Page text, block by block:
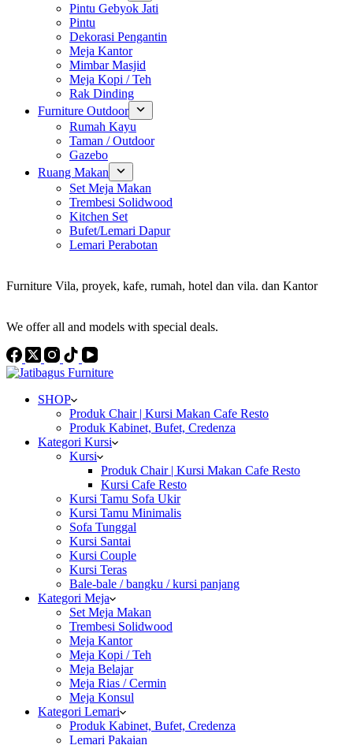
Pintu Gebyok Jati
Pintu
Dekorasi Pengantin
Meja Kantor
Mimbar Masjid
Meja Kopi / Teh
Rak Dinding
Furniture Outdoor
Rumah Kayu
Taman / Outdoor
Gazebo
Ruang Makan
Set Meja Makan
Trembesi Solidwood
Kitchen Set
Bufet/Lemari Dapur
Lemari Perabotan
Furniture Vila, proyek, kafe, rumah, hotel dan vila. dan Kantor
We offer all and models with special deals.
SHOP
Produk Chair | Kursi Makan Cafe Resto
Produk Kabinet, Bufet, Credenza
Kategori Kursi
Kursi
Produk Chair | Kursi Makan Cafe Resto
Kursi Cafe Resto
Kursi Tamu Sofa Ukir
Kursi Tamu Minimalis
Sofa Tunggal
Kursi Santai
Kursi Couple
Kursi Teras
Bale-bale / bangku / kursi panjang
Kategori Meja
Set Meja Makan
Trembesi Solidwood
Meja Kantor
Meja Kopi / Teh
Meja Belajar
Meja Rias / Cermin
Meja Konsul
Kategori Lemari
Produk Kabinet, Bufet, Credenza
Lemari Pakaian